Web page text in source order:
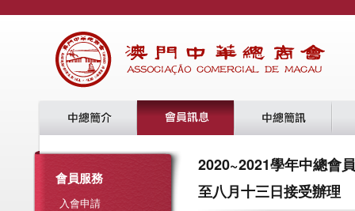
會員服務
入會申請
2020~2021學年中總會
至八月十三日接受辦理